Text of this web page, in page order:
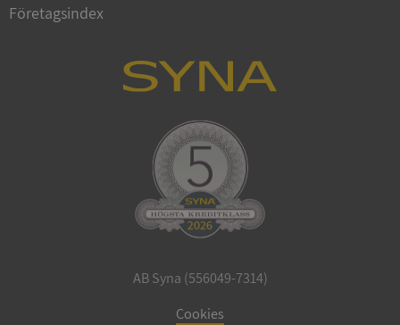
Företagsindex
AB Syna (556049-7314)
Cookies
ASP.NET_SessionId
Microsoft
Corporation
de.syna.se